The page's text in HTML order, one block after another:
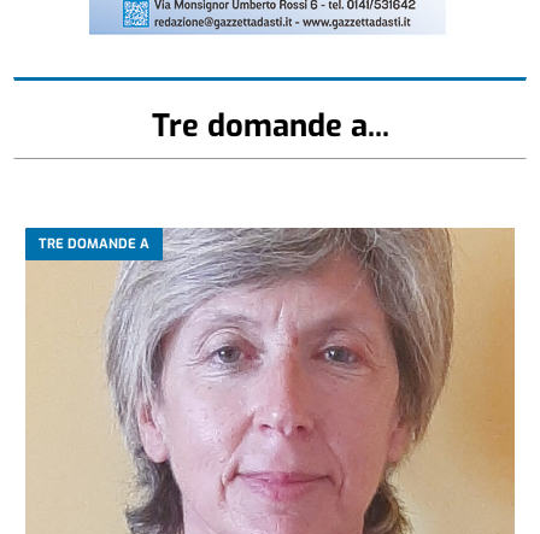
Tre domande a...
TRE DOMANDE A